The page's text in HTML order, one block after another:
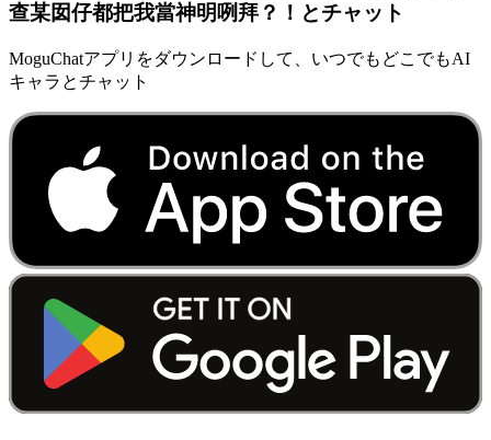
查某囡仔都把我當神明咧拜？！とチャット
MoguChatアプリをダウンロードして、いつでもどこでもAI
キャラとチャット